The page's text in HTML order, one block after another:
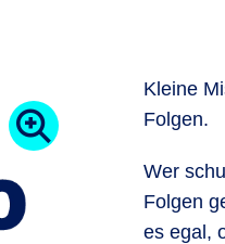
Kleine
Folgen.
Wer
Folgen
es egal,